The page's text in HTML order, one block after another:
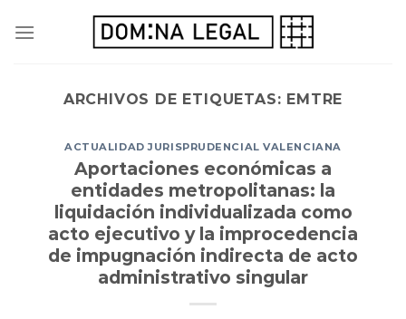
ARCHIVOS DE ETIQUETAS: EMTRE
ACTUALIDAD JURISPRUDENCIAL VALENCIANA
Aportaciones económicas a
entidades metropolitanas: la
liquidación individualizada como
acto ejecutivo y la improcedencia
de impugnación indirecta de acto
administrativo singular